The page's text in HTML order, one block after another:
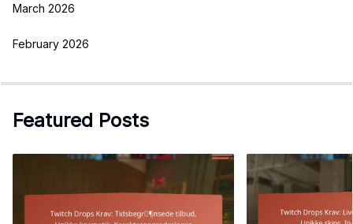
March 2026
February 2026
Featured Posts